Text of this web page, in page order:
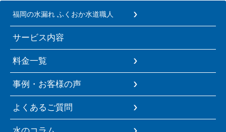
福岡の水漏れ ふくおか水道職人
サービス内容
料金一覧
事例・お客様の声
よくあるご質問